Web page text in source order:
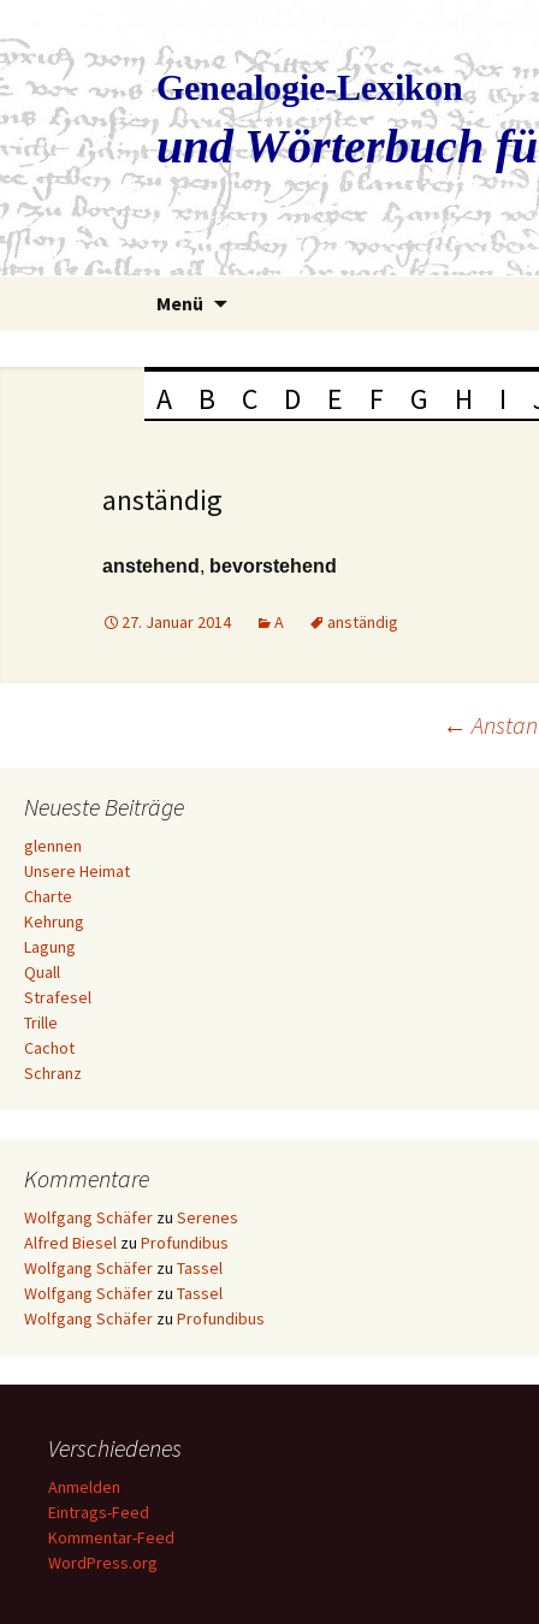
Genealogie-Lexikon
und Wörterbuch
Menü
A B C D E F G H I
anständig
anstehend , bevorstehend
27. Januar 2014 A anständig
Navigation
←
Neueste Beiträge
glennen
Unsere Heimat
Charte
Kehrung
Lagung
Quall
Strafesel
Trille
Cachot
Schranz
Kommentare
Wolfgang Schäfer zu Serenes
Alfred Biesel zu Profundibus
Wolfgang Schäfer zu Tassel
Wolfgang Schäfer zu Tassel
Wolfgang Schäfer zu Profundibus
Verschiedenes
Anmelden
Eintrags-Feed
Kommentar-Feed
WordPress.org